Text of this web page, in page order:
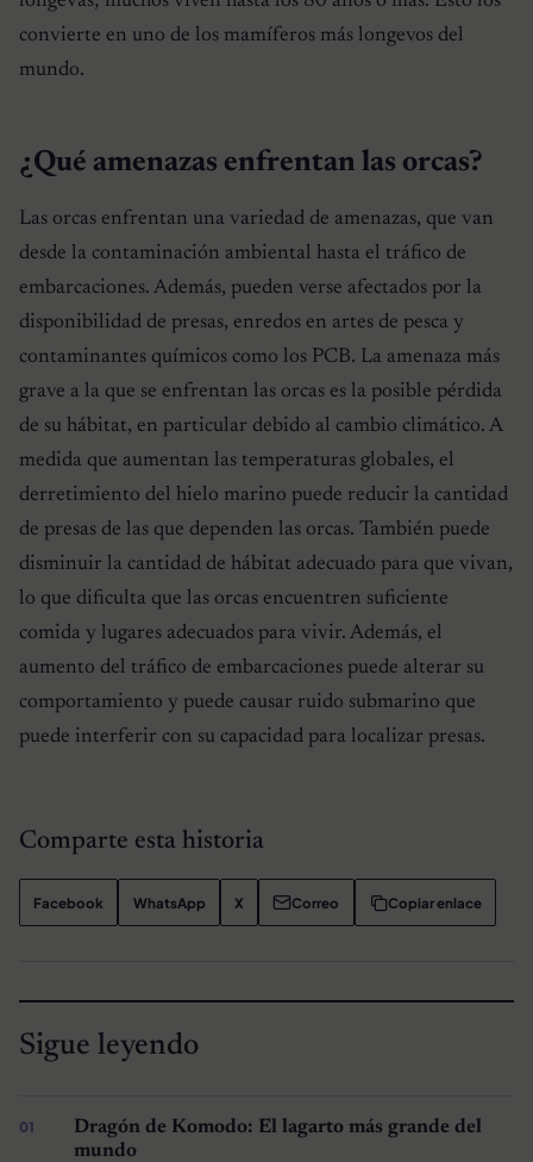
convierte en uno de los mamíferos más longevos del
mundo.
¿Qué amenazas enfrentan las orcas?
Las orcas enfrentan una variedad de amenazas, que van
desde la contaminación ambiental hasta el tráfico de
embarcaciones. Además, pueden verse afectados por la
disponibilidad de presas, enredos en artes de pesca y
contaminantes químicos como los PCB. La amenaza más
grave a la que se enfrentan las orcas es la posible pérdida
de su hábitat, en particular debido al cambio climático. A
medida que aumentan las temperaturas globales, el
derretimiento del hielo marino puede reducir la cantidad
de presas de las que dependen las orcas. También puede
disminuir la cantidad de hábitat adecuado para que vivan,
lo que dificulta que las orcas encuentren suficiente
comida y lugares adecuados para vivir. Además, el
aumento del tráfico de embarcaciones puede alterar su
comportamiento y puede causar ruido submarino que
puede interferir con su capacidad para localizar presas.
Comparte esta historia
Facebook WhatsApp X Correo Copiar enlace
Sigue leyendo
Dragón de Komodo: El lagarto más grande del
mundo